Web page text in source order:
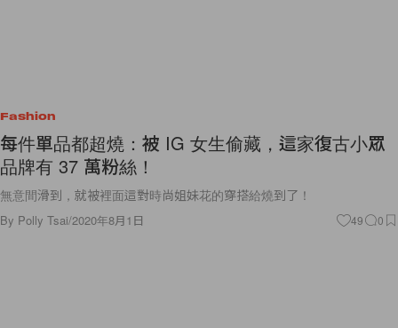
Fashion
每件單品都超燒：被 IG 女生偷藏，這家復古小眾
品牌有 37 萬粉絲！
無意間滑到，就被裡面這對時尚姐妹花的穿搭給燒到了！
By Polly Tsai/2020年8月1日 49 0